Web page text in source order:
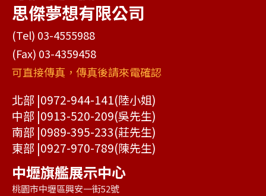
思傑夢想有限公司
(Tel) 03-4555988
(Fax) 03-4359458
可直接傳真，傳真後請來電確認
北部 |0972-944-141(陸小姐)
中部 |0913-520-209(吳先生)
南部 |0989-395-233(莊先生)
東部 |0927-970-789(陳先生)
中壢旗艦展示中心
桃園市中壢區興安一街52號